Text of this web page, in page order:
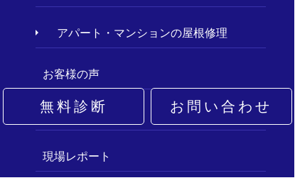
無料診断 お問い合わせ
アパート・マンションの屋根修理
お客様の声
施工事例
現場レポート